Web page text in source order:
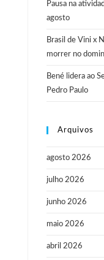
Pausa na
agosto
Brasil de Vini x
morrer no
Bené lidera ao
Pedro Paulo
Arquivos
agosto 2026
julho 2026
junho 2026
maio 2026
abril 2026